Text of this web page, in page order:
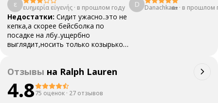
ε ευημερία εὐγενής · в прошлом году
Недостатки: Сидит ужасно..это не
кепка,а скорее бейсболка по
посадке на лбу..ущербно
выглядит,носить только козырьком
D Danachka🏡 · в прошлом
Отзывы на Ralph Lauren
4.875 оценок · 27 отзывов